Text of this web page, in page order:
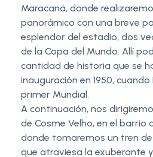
Maracaná, donde
panorámico con una breve
esplendor del estadio, dos
de la Copa del Mundo. Allí
cantidad de historia que se
inauguración en 1950,
primer Mundial.
A continuación, nos
de Cosme Velho, en el barrio
donde tomaremos un tren
que atraviesa la exuberante